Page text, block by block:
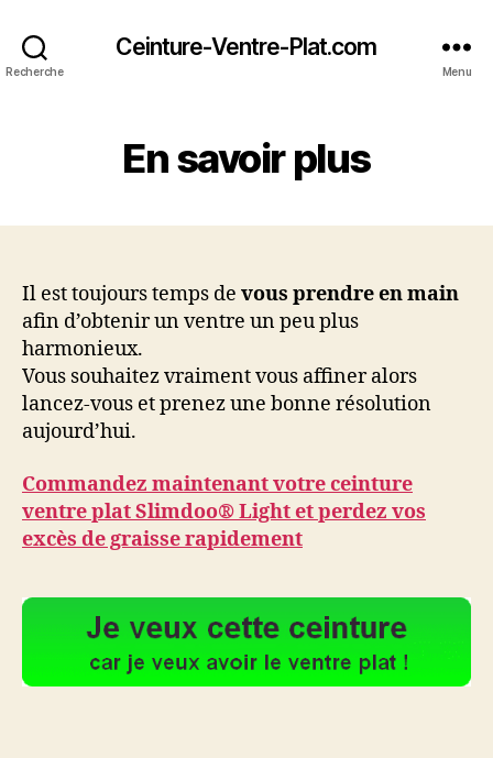
Recherche
Ceinture-Ventre-Plat.com
Menu
En savoir plus
Il est toujours temps de vous prendre en main
afin d’obtenir un ventre un peu plus
harmonieux.
Vous souhaitez vraiment vous affiner alors
lancez-vous et prenez une bonne résolution
aujourd’hui.
Commandez maintenant votre ceinture
ventre plat Slimdoo® Light et perdez vos
excès de graisse rapidement